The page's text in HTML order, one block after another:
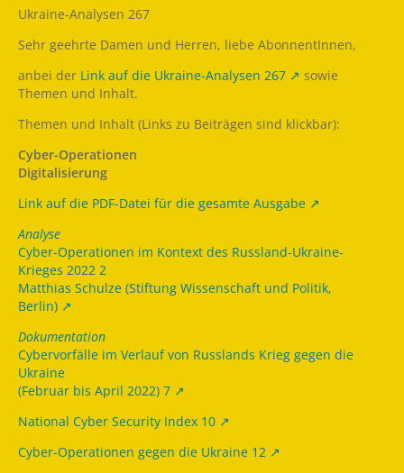
Ukraine-Analysen 267
Sehr geehrte Damen und Herren, liebe AbonnentInnen,
anbei der Link auf die Ukraine-Analysen 267
sowie
Themen und Inhalt.
Themen und Inhalt (Links zu Beiträgen sind klickbar):
Cyber-Operationen
Digitalisierung
Link auf die PDF-Datei für die gesamte Ausgabe
Analyse
Cyber-Operationen im Kontext des Russland-Ukraine-
Krieges 2022 2
Matthias Schulze (Stiftung Wissenschaft und Politik,
Berlin)
Dokumentation
Cybervorfälle im Verlauf von Russlands Krieg gegen die
Ukraine
(Februar bis April 2022) 7
National Cyber Security Index 10
Cyber-Operationen gegen die Ukraine 12